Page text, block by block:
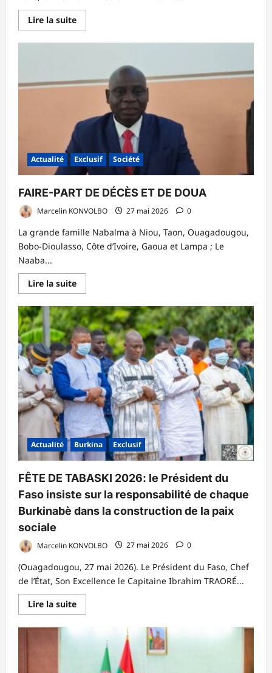
Lire la suiteEn
savoir
sur
nouveau
gouvernement
Pastef
Actualité Exclusif Société
FAIRE-PART DE DÉCÈS ET DE DOUA
Marcelin KONVOLBO 27 mai 2026 0
La grande famille Nabalma à Niou, Taon, Ouagadougou,
Bobo-Dioulasso, Côte d’Ivoire, Gaoua et Lampa ; Le
Naaba...
Lire la suiteEn
savoir
sur
FAIRE-
PART
DE
DÉCÈS
ET
DE
DOUA
Actualité Burkina Exclusif
FÊTE DE TABASKI 2026: le Président du
Faso insiste sur la responsabilité de chaque
Burkinabè dans la construction de la paix
sociale
Marcelin KONVOLBO 27 mai 2026 0
(Ouagadougou, 27 mai 2026). Le Président du Faso, Chef
de l’État, Son Excellence le Capitaine Ibrahim TRAORÉ...
Lire la suiteEn
savoir
FÊTE
TABASKI